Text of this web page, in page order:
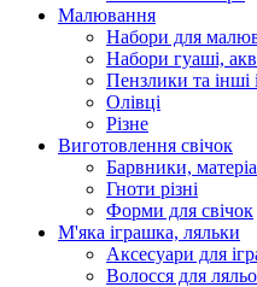
Малювання
Набори для
Набори гуаші,
Пензлики та інші
Олівці
Різне
Виготовлення свічок
Барвники,
Гноти різні
Форми для свічок
М'яка іграшка, ляльки
Аксесуари для
Волосся для